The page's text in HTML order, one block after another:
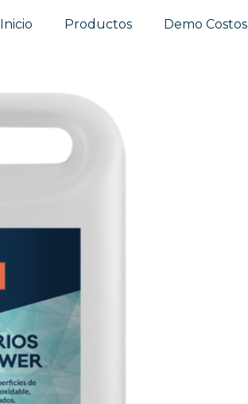
Inicio Productos Demo Costos